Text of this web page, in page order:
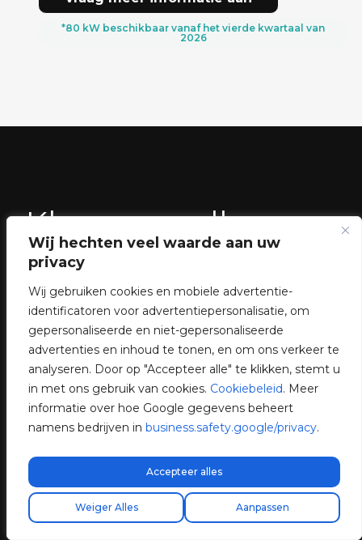
Wij hechten veel waarde aan uw
privacy
Wij gebruiken cookies en mobiele advertentie-
identificatoren voor advertentiepersonalisatie, om
gepersonaliseerde en niet-gepersonaliseerde
advertenties en inhoud te tonen, en om ons verkeer te
analyseren. Door op "Accepteer alle" te klikken, stemt u
in met ons gebruik van cookies. Cookiebeleid. Meer
informatie over hoe Google gegevens beheert
namens bedrijven in business.safety.google/privacy.
Aanpassen
Weiger Alles
Accepteer alles
*80 kW beschikbaar vanaf het vierde kwartaal van
2026
Klaar voor elke
omgeving
Snel en eenvoudig
te installeren aan
een muur of
voetstuk
Gratis express verzending!
Vind uw installateur